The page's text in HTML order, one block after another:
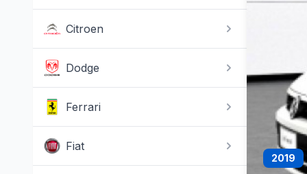
Citroen
Dodge
Ferrari
Fiat
2019